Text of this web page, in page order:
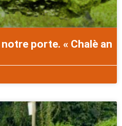
porte. « Chalè an